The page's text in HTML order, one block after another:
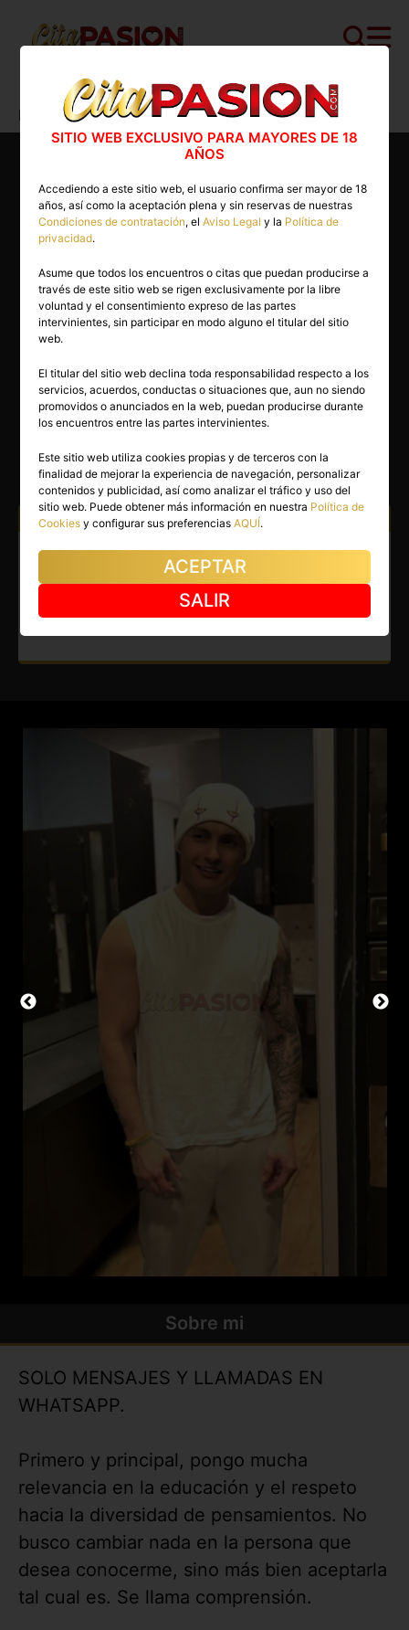
Cita PASION.COM>Boys >Madrid>Madrid capital
Esteban
25 años
ESTEBAN
Madrid capital(Madrid)
(5)
Atiendo a: Hombres Mujeres Parejas
Boy en Madrid capital.
Colombiano Bi, encanto
seductor en tu ciudad.
Sobre mi
SOLO MENSAJES Y LLAMADAS EN
WHATSAPP.
Primero y principal, pongo mucha
relevancia en la educación y el respeto
hacia la diversidad de pensamientos. No
busco cambiar nada en la persona que
desea conocerme, sino más bien aceptarla
tal cual es. Se llama comprensión.
SITIO WEB EXCLUSIVO PARA MAYORES DE 18
AÑOS
Accediendo a este sitio web, el usuario confirma ser mayor de 18
años, así como la aceptación plena y sin reservas de nuestras
Condiciones de contratación, elAviso Legal y la Política de
privacidad.
Asume que todos los encuentros o citas que puedan producirse a
través de este sitio web se rigen exclusivamente por la libre
voluntad y el consentimiento expreso de las partes
intervinientes, sin participar en modo alguno el titular del sitio
web.
El titular del sitio web declina toda responsabilidad respecto a los
servicios, acuerdos, conductas o situaciones que, aun no siendo
promovidos o anunciados en la web, puedan producirse durante
los encuentros entre las partes intervinientes.
Este sitio web utiliza cookies propias y de terceros con la
finalidad de mejorar la experiencia de navegación, personalizar
contenidos y publicidad, así como analizar el tráfico y uso del
sitio web. Puede obtener más información en nuestra Política de
Cookies y configurar sus preferenciasAQUÍ.
ACEPTAR
SALIR